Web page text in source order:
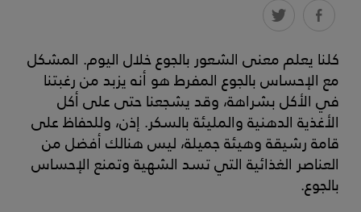
كلنا يعلم معنى الشعور بالجوع خلال اليوم. المشكل
مع الإحساس بالجوع المفرط هو أنه يزبد من رغبتنا
في الأكل بشراهة، وقد يشجعنا حتى على أكل
الأغذية الدهنية والمليئة بالسكر. إذن، وللحفاظ على
قامة رشيقة وهيئة جميلة، ليس هنالك أفضل من
العناصر الغذائية التي تسد الشهية وتمنع الإحساس
بالجوع.